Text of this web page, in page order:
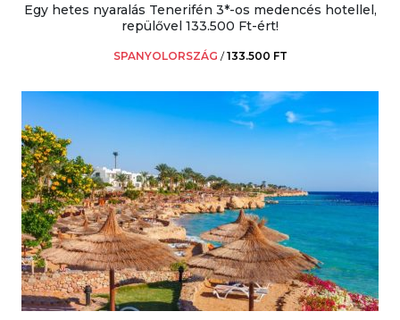
Egy hetes nyaralás Tenerifén 3*-os medencés hotellel,
repülővel 133.500 Ft-ért!
SPANYOLORSZÁG /133.500 FT